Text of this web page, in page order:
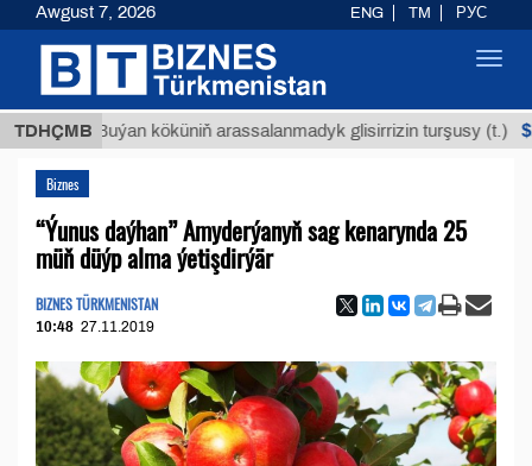
TDHÇMB
Buýan köküniň arassalanmadyk glisirrizin turşusy (t.)
Biznes
“Ýunus daýhan” Amyderýanyň sag kenarynda 25
müň düýp alma ýetişdirýär
BIZNES TÜRKMENISTAN
10:48 27.11.2019
Awgust 7, 2026 ENG TM РУС